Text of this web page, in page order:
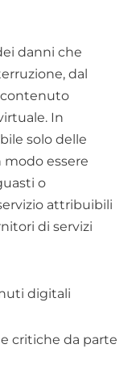
danni che
dal
In
solo delle
essere
o
attribuibili
di servizi
digitali
critiche da parte